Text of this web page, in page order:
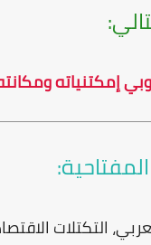
إمكتنياته
التكتلات